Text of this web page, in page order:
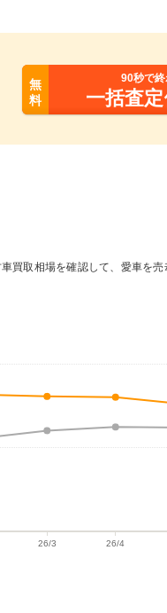
無
料
90秒で
一括査
買取相場を確認して、愛車を